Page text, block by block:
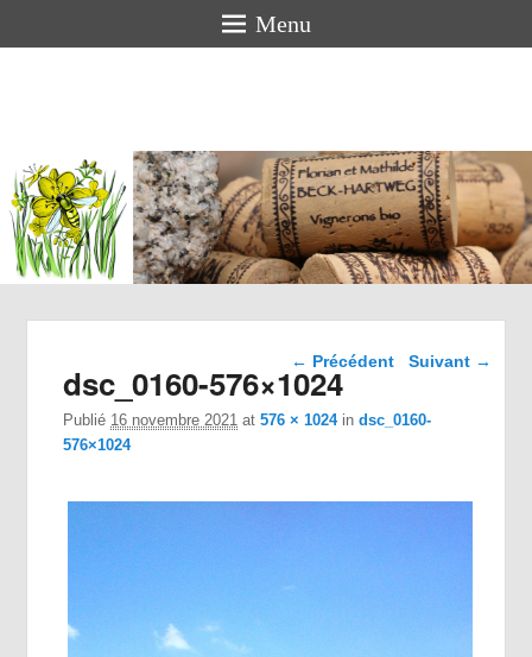
Menu
BECK-
HARTWEG
Vigneron bio en Alsace
Navigation dans les
← Précédent Suivant →
dsc_0160-576×1024
Publié 16 novembre 2021 at576 × 1024indsc_0160-
576×1024